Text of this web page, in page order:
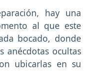
hay una
al que este
bocado, donde
anécdotas ocultas
ubicarlas en su